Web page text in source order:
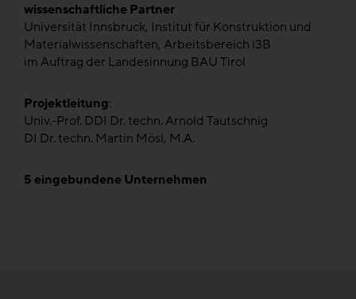
wissenschaftliche Partner
Universität Innsbruck, Institut für Konstruktion und
Materialwissenschaften, Arbeitsbereich i3B
im Auftrag der Landesinnung BAU Tirol
Projektleitung:
Univ.-Prof. DDI Dr. techn. Arnold Tautschnig
DI Dr. techn. Martin Mösl, M.A.
5 eingebundene Unternehmen